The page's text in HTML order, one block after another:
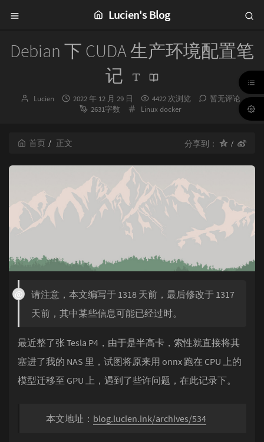
Lucien's Blog
Debian 下 CUDA 生产环境配置笔
记
博
Lucien
发
布
2022 年 12 月 29 日 4422 次浏览
暂无评论
2631字数
分
Linux docker
首页 正文 分享到：
请注意，本文编写于 1318 天前，最后修改于 1317
天前，其中某些信息可能已经过时。
最近整了张 Tesla P4，由于是半高卡，索性就直接将其
塞进了我的 NAS 里，试图将原来用 onnx 跑在 CPU 上的
模型迁移至 GPU 上，遇到了些许问题，在此记录下。
本文地址： blog.lucien.ink/archives/534